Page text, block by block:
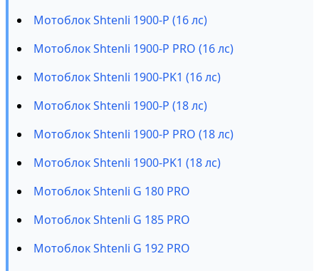
Мотоблок Shtenli 1900-P (16 лс)
Мотоблок Shtenli 1900-P PRO (16 лс)
Мотоблок Shtenli 1900-PK1 (16 лс)
Мотоблок Shtenli 1900-P (18 лс)
Мотоблок Shtenli 1900-P PRO (18 лс)
Мотоблок Shtenli 1900-PK1 (18 лс)
Мотоблок Shtenli G 180 PRO
Мотоблок Shtenli G 185 PRO
Мотоблок Shtenli G 192 PRO